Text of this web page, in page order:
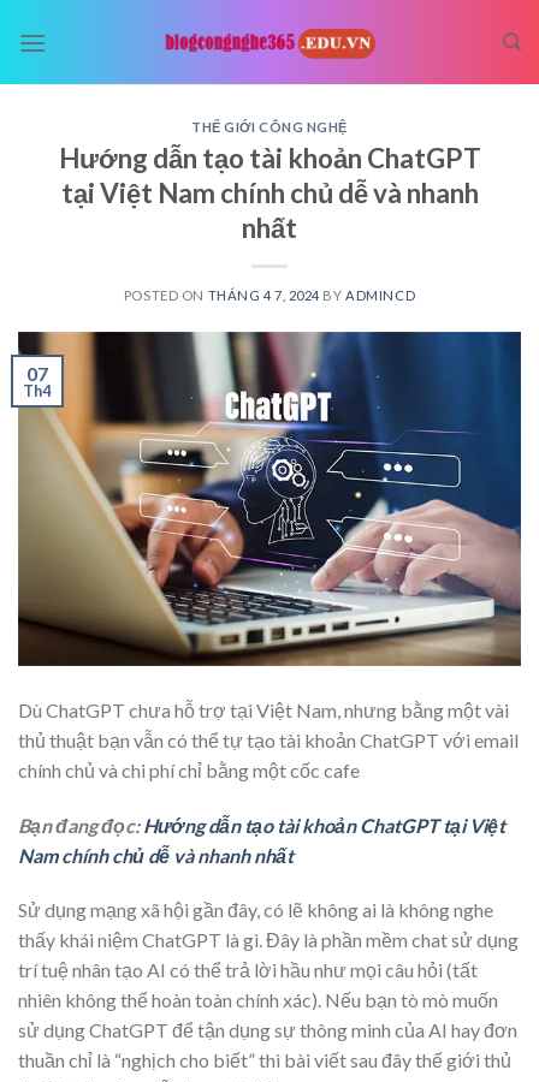
THẾ GIỚI CÔNG NGHỆ
Hướng dẫn tạo tài khoản ChatGPT
tại Việt Nam chính chủ dễ và nhanh
nhất
POSTED ON THÁNG 4 7, 2024 BY ADMINCD
07
Th4
Dù ChatGPT chưa hỗ trợ tại Việt Nam, nhưng bằng một vài
thủ thuật bạn vẫn có thể tự tạo tài khoản ChatGPT với email
chính chủ và chi phí chỉ bằng một cốc cafe
Bạn đang đọc:Hướng dẫn tạo tài khoản ChatGPT tại Việt
Nam chính chủ dễ và nhanh nhất
Sử dụng mạng xã hội gần đây, có lẽ không ai là không nghe
thấy khái niệm ChatGPT là gì. Đây là phần mềm chat sử dụng
trí tuệ nhân tạo AI có thể trả lời hầu như mọi câu hỏi (tất
nhiên không thể hoàn toàn chính xác). Nếu bạn tò mò muốn
sử dụng ChatGPT để tận dụng sự thông minh của AI hay đơn
thuần chỉ là “nghịch cho biết” thì bài viết sau đây thế giới thủ